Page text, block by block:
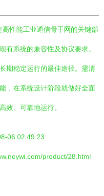
性能工业通信骨干网的关键部
有系统的兼容性及协议要求。
期稳定运行的最佳途径。需清
，在系统设计阶段就做好全面
效、可靠地运行。
06 02:49:23
product/28.html